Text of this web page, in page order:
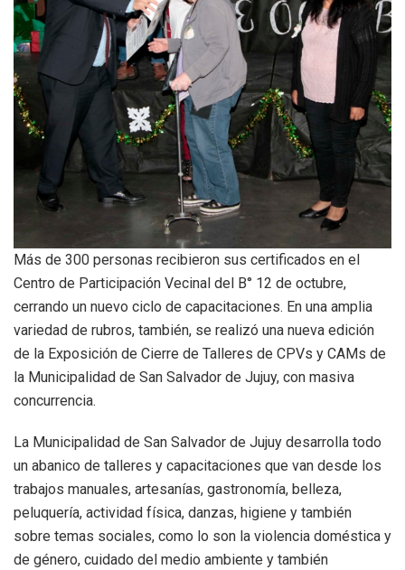
Más de 300 personas recibieron sus certificados en el
Centro de Participación Vecinal del B° 12 de octubre,
cerrando un nuevo ciclo de capacitaciones. En una amplia
variedad de rubros, también, se realizó una nueva edición
de la Exposición de Cierre de Talleres de CPVs y CAMs de
la Municipalidad de San Salvador de Jujuy, con masiva
concurrencia.
La Municipalidad de San Salvador de Jujuy desarrolla todo
un abanico de talleres y capacitaciones que van desde los
trabajos manuales, artesanías, gastronomía, belleza,
peluquería, actividad física, danzas, higiene y también
sobre temas sociales, como lo son la violencia doméstica y
de género, cuidado del medio ambiente y también